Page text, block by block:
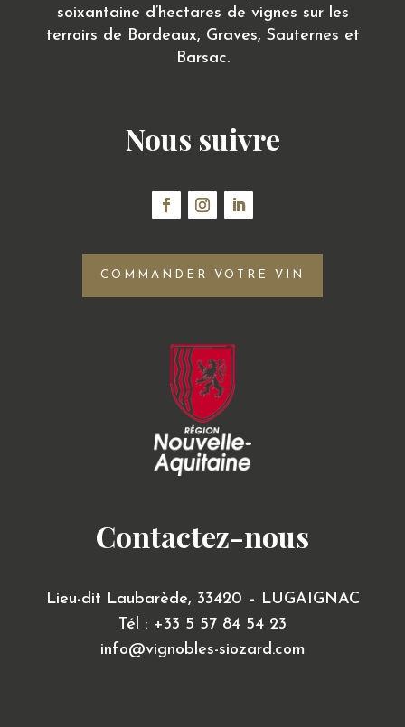
soixantaine d’hectares de vignes sur les
terroirs de Bordeaux, Graves, Sauternes et
Barsac.
Nous suivre
COMMANDER VOTRE VIN
Contactez-nous
Lieu-dit Laubarède, 33420 – LUGAIGNAC
Tél : +33 5 57 84 54 23
info@vignobles-siozard.com